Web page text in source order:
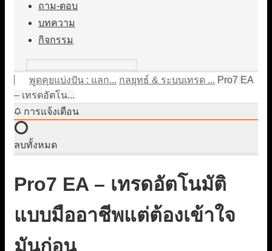
ถาม-ตอบ
บทความ
กิจกรรม
พูดคุยแบ่งปัน : แลก... กลยุทธ์ & ระบบเทรด ... Pro7 EA
– เทรดอัตโน...
การแจ้งเตือน
ลบทั้งหมด
Pro7 EA – เทรดอัตโนมัติ
แบบมืออาชีพแต่ต้องเข้าใจ
มันก่อน